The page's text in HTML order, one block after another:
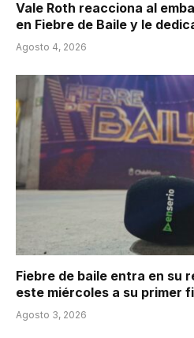
Vale Roth reacciona al
en Fiebre de Baile y le
Agosto 4, 2026
Fiebre de baile entra en su
este miércoles a su primer
Agosto 3, 2026